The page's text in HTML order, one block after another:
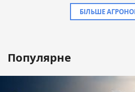
БІЛЬШЕ
Популярне